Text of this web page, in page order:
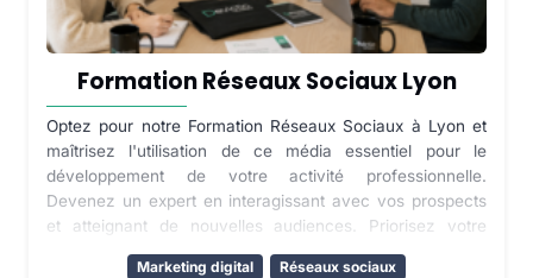
Formation Réseaux Sociaux Lyon
Optez pour notre Formation Réseaux Sociaux à Lyon et
maîtrisez l'utilisation de ce média essentiel pour le
développement de votre activité professionnelle.
Devenez un expert en interagissant avec vos prospects
et atteignant de nouvelles audiences. Priorisez votre
stratégie de communication digitale avec nos formations.
Marketing digital Réseaux sociaux